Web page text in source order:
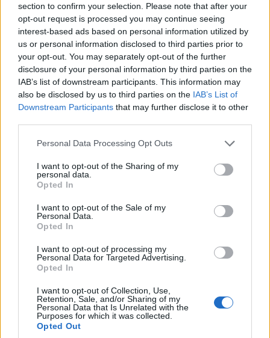
section to confirm your selection. Please note that after your
opt-out request is processed you may continue seeing
interest-based ads based on personal information utilized by
us or personal information disclosed to third parties prior to
your opt-out. You may separately opt-out of the further
disclosure of your personal information by third parties on the
IAB’s list of downstream participants. This information may
also be disclosed by us to third parties on the IAB’s List of
Downstream Participants that may further disclose it to other
Please note that this website/app uses one or more Google
not limited to your visit or usage behaviour. You may click to
grant or deny consent to Google and its third-party tags to
use your data for below specified purposes in below Google
consent section.
Personal Data Processing Opt Outs
I want to opt-out of the Sharing of my
personal data.
Opted In
I want to opt-out of the Sale of my
Personal Data.
Opted In
I want to opt-out of processing my
Personal Data for Targeted Advertising.
Opted In
I want to opt-out of Collection, Use,
Retention, Sale, and/or Sharing of my
Personal Data that Is Unrelated with the
Purposes for which it was collected.
Opted Out